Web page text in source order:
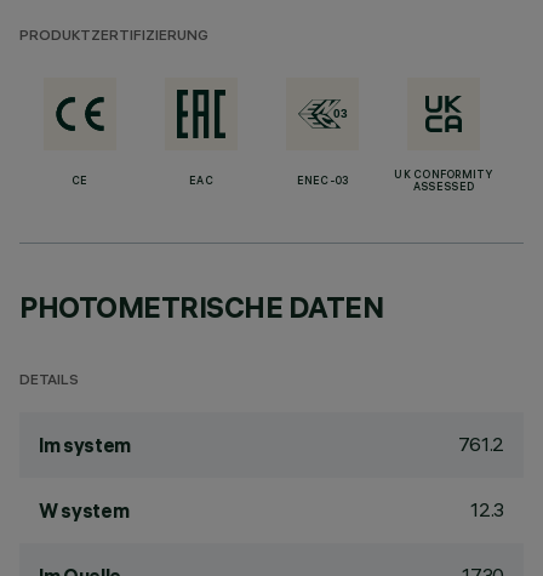
PRODUKTZERTIFIZIERUNG
CE EAC ENEC-03
UK CONFORMITY
ASSESSED
PHOTOMETRISCHE DATEN
DETAILS
lm system 761.2
W system 12.3